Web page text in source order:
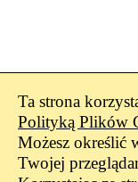
Ta strona
Polityką Plików
Możesz określić
Twojej